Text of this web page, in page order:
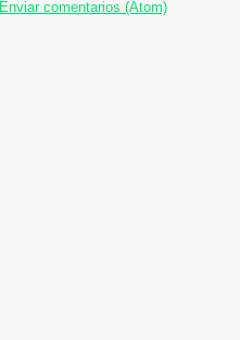
Enviar comentarios (Atom)